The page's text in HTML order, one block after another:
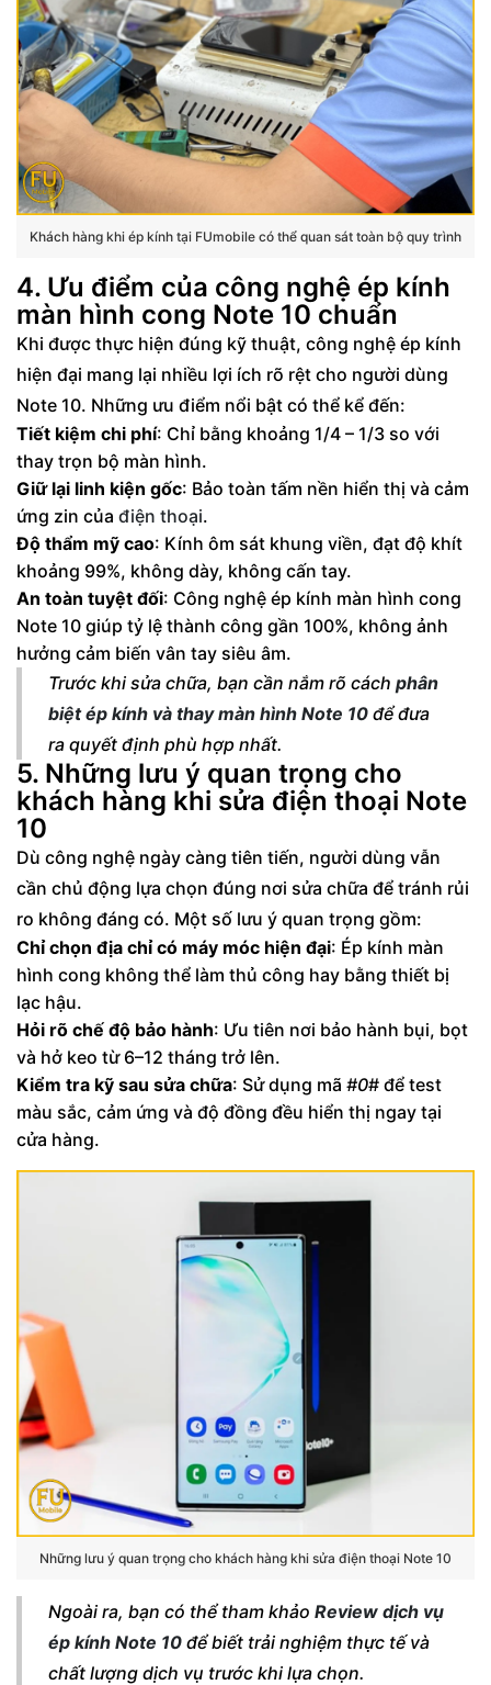
Khách hàng khi ép kính tại FUmobile có thể quan sát toàn bộ quy trình
4. Ưu điểm của công nghệ ép kính
màn hình cong Note 10 chuẩn
Khi được thực hiện đúng kỹ thuật, công nghệ ép kính
hiện đại mang lại nhiều lợi ích rõ rệt cho người dùng
Note 10. Những ưu điểm nổi bật có thể kể đến:
Tiết kiệm chi phí: Chỉ bằng khoảng 1/4 – 1/3 so với
thay trọn bộ màn hình.
Giữ lại linh kiện gốc: Bảo toàn tấm nền hiển thị và cảm
ứng zin của điện thoại.
Độ thẩm mỹ cao: Kính ôm sát khung viền, đạt độ khít
khoảng 99%, không dày, không cấn tay.
An toàn tuyệt đối: Công nghệ ép kính màn hình cong
Note 10 giúp tỷ lệ thành công gần 100%, không ảnh
hưởng cảm biến vân tay siêu âm.
Trước khi sửa chữa, bạn cần nắm rõ cách phân
biệt ép kính và thay màn hình Note 10 để đưa
ra quyết định phù hợp nhất.
5. Những lưu ý quan trọng cho
khách hàng khi sửa điện thoại Note
10
Dù công nghệ ngày càng tiên tiến, người dùng vẫn
cần chủ động lựa chọn đúng nơi sửa chữa để tránh rủi
ro không đáng có. Một số lưu ý quan trọng gồm:
Chỉ chọn địa chỉ có máy móc hiện đại: Ép kính màn
hình cong không thể làm thủ công hay bằng thiết bị
lạc hậu.
Hỏi rõ chế độ bảo hành: Ưu tiên nơi bảo hành bụi, bọt
và hở keo từ 6–12 tháng trở lên.
Kiểm tra kỹ sau sửa chữa: Sử dụng mã #0# để test
màu sắc, cảm ứng và độ đồng đều hiển thị ngay tại
cửa hàng.
Những lưu ý quan trọng cho khách hàng khi sửa điện thoại Note 10
Ngoài ra, bạn có thể tham khảo Review dịch vụ
ép kính Note 10 để biết trải nghiệm thực tế và
chất lượng dịch vụ trước khi lựa chọn.